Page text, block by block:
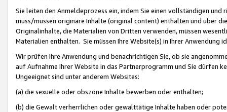
Sie leiten den Anmeldeprozess ein, indem Sie einen vollständigen
muss/müssen originäre Inhalte (original content) enthalten und über
Originalinhalte, die Materialien von Dritten verwenden, müssen
Materialien enthalten. Sie müssen Ihre Website(s) in Ihrer Anwendung
Wir prüfen Ihre Anwendung und benachrichtigen Sie, ob sie
auf Aufnahme Ihrer Website in das Partnerprogramm und Sie dürfen
Ungeeignet sind unter anderem Websites:
(a) die sexuelle oder obszöne Inhalte bewerben oder enthalten;
(b) die Gewalt verherrlichen oder gewalttätige Inhalte haben oder